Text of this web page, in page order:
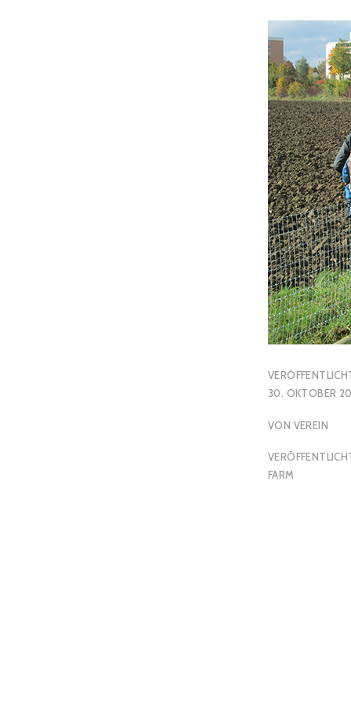
30. OKTOBER
VON VEREIN
FARM